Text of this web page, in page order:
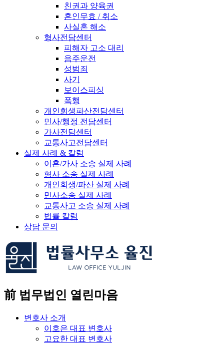
친권과 양육권
혼인무효 / 취소
사실혼 해소
형사전담센터
피해자 고소 대리
음주운전
성범죄
사기
보이스피싱
폭행
개인회생파산전담센터
민사/행정 전담센터
가사전담센터
교통사고전담센터
실제 사례 & 칼럼
이혼/가사 소송 실제 사례
형사 소송 실제 사례
개인회생/파산 실제 사례
민사소송 실제 사례
교통사고 소송 실제 사례
법률 칼럼
상담 문의
前 법무법인 열린마음
변호사 소개
이호은 대표 변호사
고요한 대표 변호사